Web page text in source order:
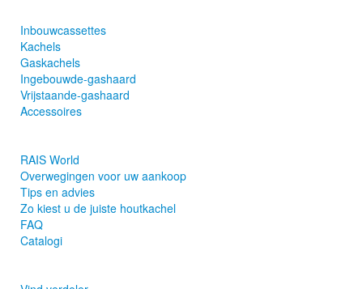
Inbouwcassettes
Kachels
Gaskachels
Ingebouwde-gashaard
Vrijstaande-gashaard
Accessoires
RAIS World
Overwegingen voor uw aankoop
Tips en advies
Zo kiest u de juiste houtkachel
FAQ
Catalogi